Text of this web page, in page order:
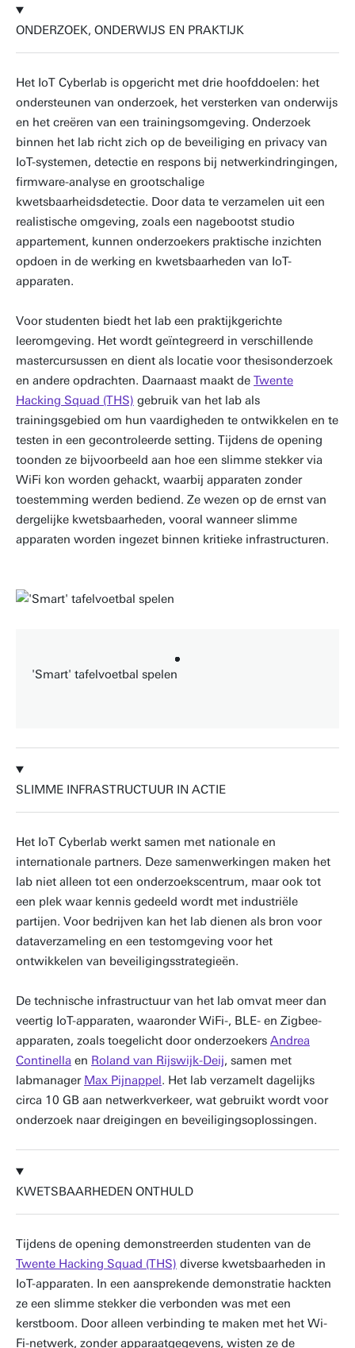
ONDERZOEK, ONDERWIJS EN PRAKTIJK
Het IoT Cyberlab is opgericht met drie hoofddoelen: het
ondersteunen van onderzoek, het versterken van onderwijs
en het creëren van een trainingsomgeving. Onderzoek
binnen het lab richt zich op de beveiliging en privacy van
IoT-systemen, detectie en respons bij netwerkindringingen,
firmware-analyse en grootschalige
kwetsbaarheidsdetectie. Door data te verzamelen uit een
realistische omgeving, zoals een nagebootst studio
appartement, kunnen onderzoekers praktische inzichten
opdoen in de werking en kwetsbaarheden van IoT-
apparaten.
Voor studenten biedt het lab een praktijkgerichte
leeromgeving. Het wordt geïntegreerd in verschillende
mastercursussen en dient als locatie voor thesisonderzoek
en andere opdrachten. Daarnaast maakt de Twente
Hacking Squad (THS) gebruik van het lab als
trainingsgebied om hun vaardigheden te ontwikkelen en te
testen in een gecontroleerde setting. Tijdens de opening
toonden ze bijvoorbeeld aan hoe een slimme stekker via
WiFi kon worden gehackt, waarbij apparaten zonder
toestemming werden bediend. Ze wezen op de ernst van
dergelijke kwetsbaarheden, vooral wanneer slimme
apparaten worden ingezet binnen kritieke infrastructuren.
'Smart' tafelvoetbal spelen
SLIMME INFRASTRUCTUUR IN ACTIE
Het IoT Cyberlab werkt samen met nationale en
internationale partners. Deze samenwerkingen maken het
lab niet alleen tot een onderzoekscentrum, maar ook tot
een plek waar kennis gedeeld wordt met industriële
partijen. Voor bedrijven kan het lab dienen als bron voor
dataverzameling en een testomgeving voor het
ontwikkelen van beveiligingsstrategieën.
De technische infrastructuur van het lab omvat meer dan
veertig IoT-apparaten, waaronder WiFi-, BLE- en Zigbee-
apparaten, zoals toegelicht door onderzoekers Andrea
Continella en Roland van Rijswijk-Deij, samen met
labmanager Max Pijnappel. Het lab verzamelt dagelijks
circa 10 GB aan netwerkverkeer, wat gebruikt wordt voor
onderzoek naar dreigingen en beveiligingsoplossingen.
KWETSBAARHEDEN ONTHULD
Tijdens de opening demonstreerden studenten van de
Twente Hacking Squad (THS) diverse kwetsbaarheden in
IoT-apparaten. In een aansprekende demonstratie hackten
ze een slimme stekker die verbonden was met een
kerstboom. Door alleen verbinding te maken met het Wi-
Fi-netwerk, zonder apparaatgegevens, wisten ze de